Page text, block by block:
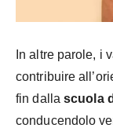
In altre parole, i
contribuire
fin dalla scuola
conducendolo